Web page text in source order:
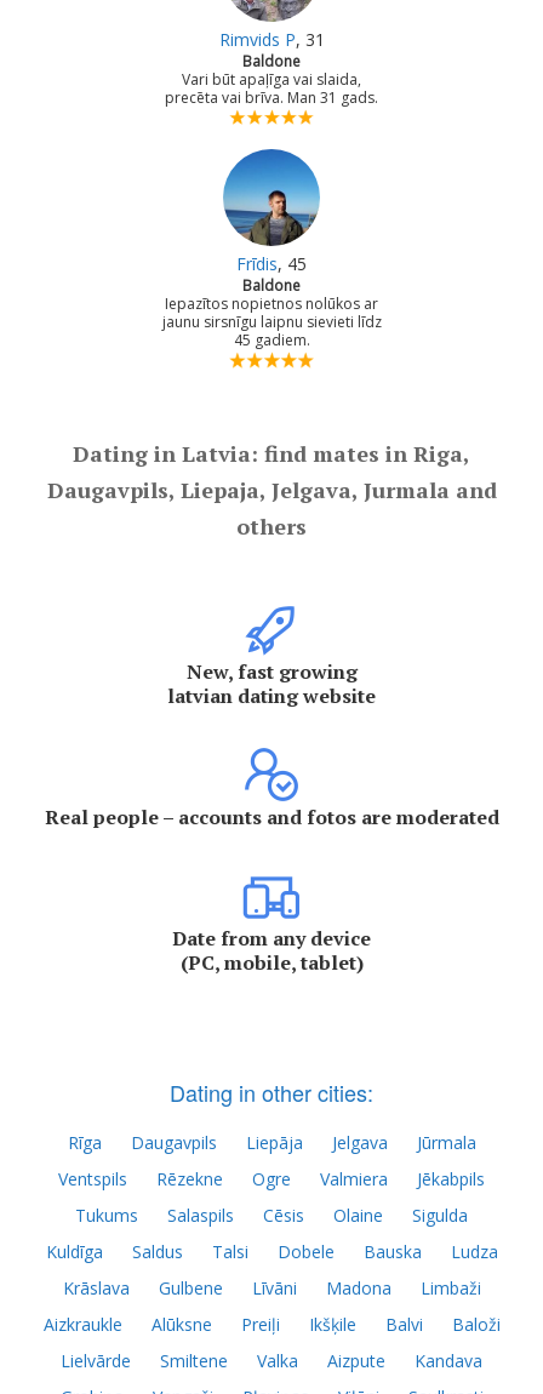
Rimvids P, 31
Baldone
Vari būt apaļīga vai slaida,
precēta vai brīva. Man 31 gads.
Frīdis, 45
Baldone
Iepazītos nopietnos nolūkos ar
jaunu sirsnīgu laipnu sievieti līdz
45 gadiem.
Dating in Latvia: find mates in Riga,
Daugavpils, Liepaja, Jelgava, Jurmala and
others
New, fast growing
latvian dating website
Real people – accounts and fotos are moderated
Date from any device
(PC, mobile, tablet)
Dating in other cities:
Rīga Daugavpils Liepāja Jelgava
Jūrmala
Ventspils
Rēzekne Ogre Valmiera
Jēkabpils
Tukums
Salaspils Cēsis Olaine
Sigulda
Kuldīga
Saldus Talsi Dobele Bauska
Ludza
Krāslava
Gulbene Līvāni Madona
Limbaži
Aizkraukle
Alūksne Preiļi Ikšķile Balvi
Baloži
Lielvārde
Smiltene Valka Aizpute
Kandava